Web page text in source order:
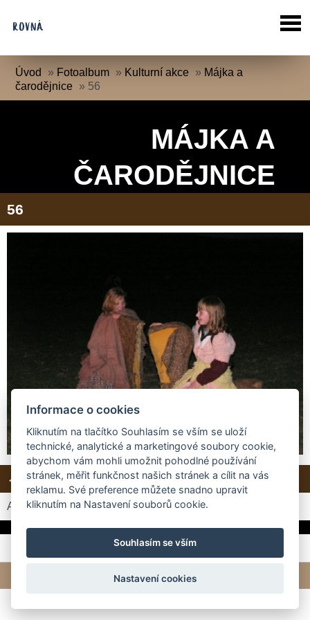
Úvod » Fotoalbum » Kulturní akce » Májka a
čarodějnice » 56
MÁJKA A
ČARODĚJNICE
56
← Předchozí Další → Zpět do složky
Automatické procházení: 3|4|5| 6|7(čas ve vteřinách)
© 2026 eStránky.cz | Tvorba webových stránek
Informace o cookies
Kliknutím na tlačítko Souhlasím se vším se uloží
technické, analytické a marketingové soubory cookie,
abychom vám mohli umožnit pohodlné používání
stránek, měřit funkčnost našich stránek a cílit na vás
reklamu. Své preference můžete snadno upravit
kliknutím na Nastavení souborů cookie.
Souhlasím se vším
Nastavení cookies